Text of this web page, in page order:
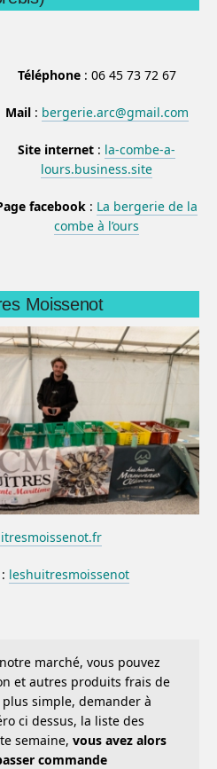
Téléphone: 06 45 73 72 67
Mail: bergerie.arc@gmail.com
Site internet : la-combe-a-
lours.business.site
facebook : La bergerie de la
combe à l’ours
Moissenot
: leshuitresmoissenot
marché, vous pouvez
et autres produits frais de
simple, demander à
ci dessus, la liste des
semaine, vous avez alors
commande